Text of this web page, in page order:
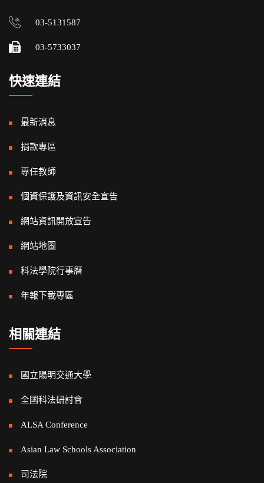
03-5131587
03-5733037
快速連結
最新消息
捐款專區
專任教師
個資保護及資訊安全宣告
網站資訊開放宣告
網站地圖
科法學院行事曆
年報下載專區
相關連結
國立陽明交通大學
全國科法研討會
ALSA Conference
Asian Law Schools Association
司法院